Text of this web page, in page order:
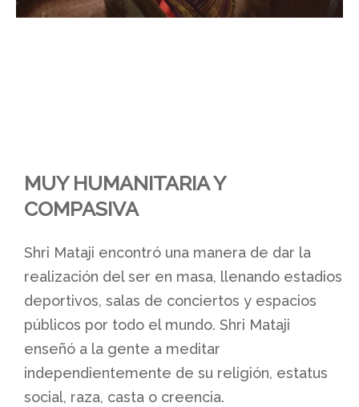
MUY HUMANITARIA Y
COMPASIVA
Shri Mataji encontró una manera de dar la
realización del ser en masa, llenando estadios
deportivos, salas de conciertos y espacios
públicos por todo el mundo. Shri Mataji
enseñó a la gente a meditar
independientemente de su religión, estatus
social, raza, casta o creencia.